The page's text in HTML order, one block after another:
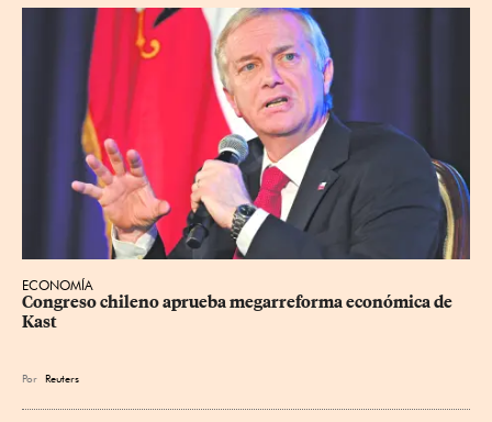
ECONOMÍA
Congreso chileno aprueba megarreforma económica de
Kast
Por Reuters